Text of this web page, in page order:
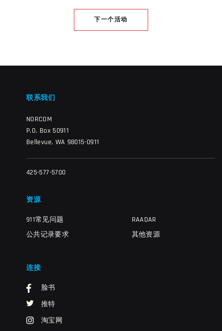
下一个活动
联系我们
NORCOM
P.O. Box 50911
Bellevue, WA 98015-0911
425-577-5700
资源
911常见问题
公共记录要求
RAADAR
其他资源
连接
脸书
推特
淘宝网